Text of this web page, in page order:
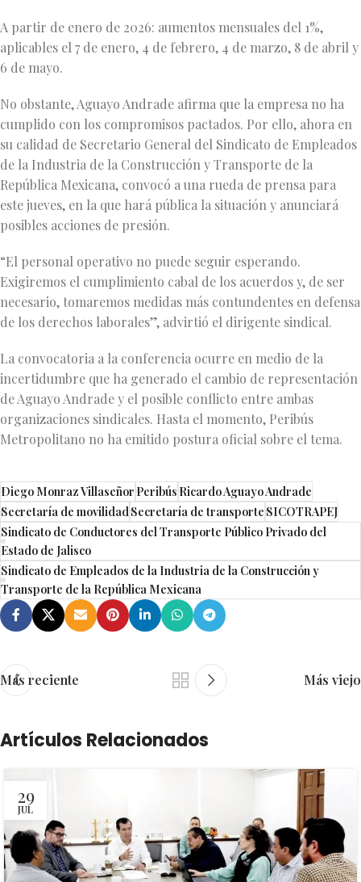
A partir de enero de 2026: aumentos mensuales del 1%,
aplicables el 7 de enero, 4 de febrero, 4 de marzo, 8 de abril y
6 de mayo.
No obstante, Aguayo Andrade afirma que la empresa no ha
cumplido con los compromisos pactados. Por ello, ahora en
su calidad de Secretario General del Sindicato de Empleados
de la Industria de la Construcción y Transporte de la
República Mexicana, convocó a una rueda de prensa para
este jueves, en la que hará pública la situación y anunciará
posibles acciones de presión.
“El personal operativo no puede seguir esperando.
Exigiremos el cumplimiento cabal de los acuerdos y, de ser
necesario, tomaremos medidas más contundentes en defensa
de los derechos laborales”, advirtió el dirigente sindical.
La convocatoria a la conferencia ocurre en medio de la
incertidumbre que ha generado el cambio de representación
de Aguayo Andrade y el posible conflicto entre ambas
organizaciones sindicales. Hasta el momento, Peribús
Metropolitano no ha emitido postura oficial sobre el tema.
Diego Monraz VillaseñorPeribúsRicardo Aguayo Andrade
Secretaría de movilidadSecretaría de transporteSICOTRAPEJ
Sindicato de Conductores del Transporte Público Privado del
Estado de Jalisco
Sindicato de Empleados de la Industria de la Construcción y
Transporte de la República Mexicana
Más reciente Más viejo
Artículos Relacionados
29
JUL